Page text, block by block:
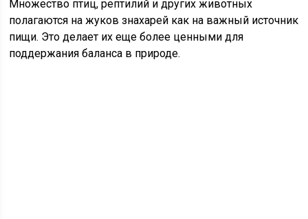
Множество птиц, рептилий и других животных
полагаются на жуков знахарей как на важный источник
пищи. Это делает их еще более ценными для
поддержания баланса в природе.